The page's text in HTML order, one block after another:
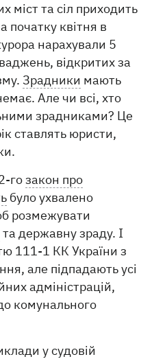
міст та сіл приходить
початку квітня в
нарахували 5
відкритих за
Зрадники мають
Але чи всі, хто
зрадниками? Це
ставлять юристи,
гозакон про
було ухвалено
розмежувати
та державну зраду. І
111-1 КК України з
але підпадають усі
адміністрацій,
комунального
у судовій